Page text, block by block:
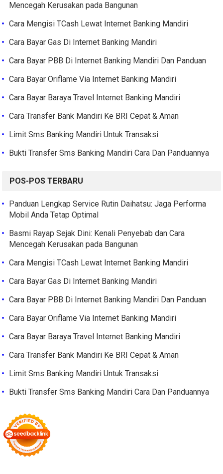
Mencegah Kerusakan pada Bangunan
Cara Mengisi TCash Lewat Internet Banking Mandiri
Cara Bayar Gas Di Internet Banking Mandiri
Cara Bayar PBB Di Internet Banking Mandiri Dan Panduan
Cara Bayar Oriflame Via Internet Banking Mandiri
Cara Bayar Baraya Travel Internet Banking Mandiri
Cara Transfer Bank Mandiri Ke BRI Cepat & Aman
Limit Sms Banking Mandiri Untuk Transaksi
Bukti Transfer Sms Banking Mandiri Cara Dan Panduannya
POS-POS TERBARU
Panduan Lengkap Service Rutin Daihatsu: Jaga Performa
Mobil Anda Tetap Optimal
Basmi Rayap Sejak Dini: Kenali Penyebab dan Cara
Mencegah Kerusakan pada Bangunan
Cara Mengisi TCash Lewat Internet Banking Mandiri
Cara Bayar Gas Di Internet Banking Mandiri
Cara Bayar PBB Di Internet Banking Mandiri Dan Panduan
Cara Bayar Oriflame Via Internet Banking Mandiri
Cara Bayar Baraya Travel Internet Banking Mandiri
Cara Transfer Bank Mandiri Ke BRI Cepat & Aman
Limit Sms Banking Mandiri Untuk Transaksi
Bukti Transfer Sms Banking Mandiri Cara Dan Panduannya